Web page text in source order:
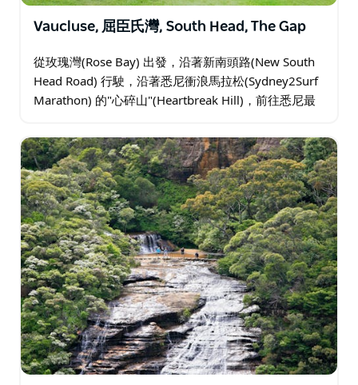
Vaucluse, 屈臣氏灣, South Head, The Gap
從玫瑰灣(Rose Bay) 出發，沿著新南頭路(New South
Head Road) 行駛，沿著悉尼衝浪馬拉松(Sydney2Surf
Marathon) 的"心碎山"(Heartbreak Hill)，前往悉尼最